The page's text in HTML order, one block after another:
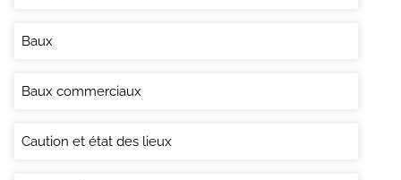
Baux
Baux commerciaux
Caution et état des lieux